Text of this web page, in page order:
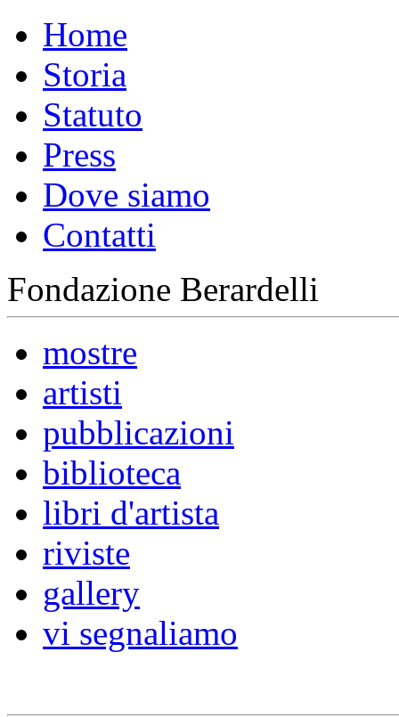
Home
Storia
Statuto
Press
Dove siamo
Contatti
Fondazione Berardelli
mostre
artisti
pubblicazioni
biblioteca
libri d'artista
riviste
gallery
vi segnaliamo